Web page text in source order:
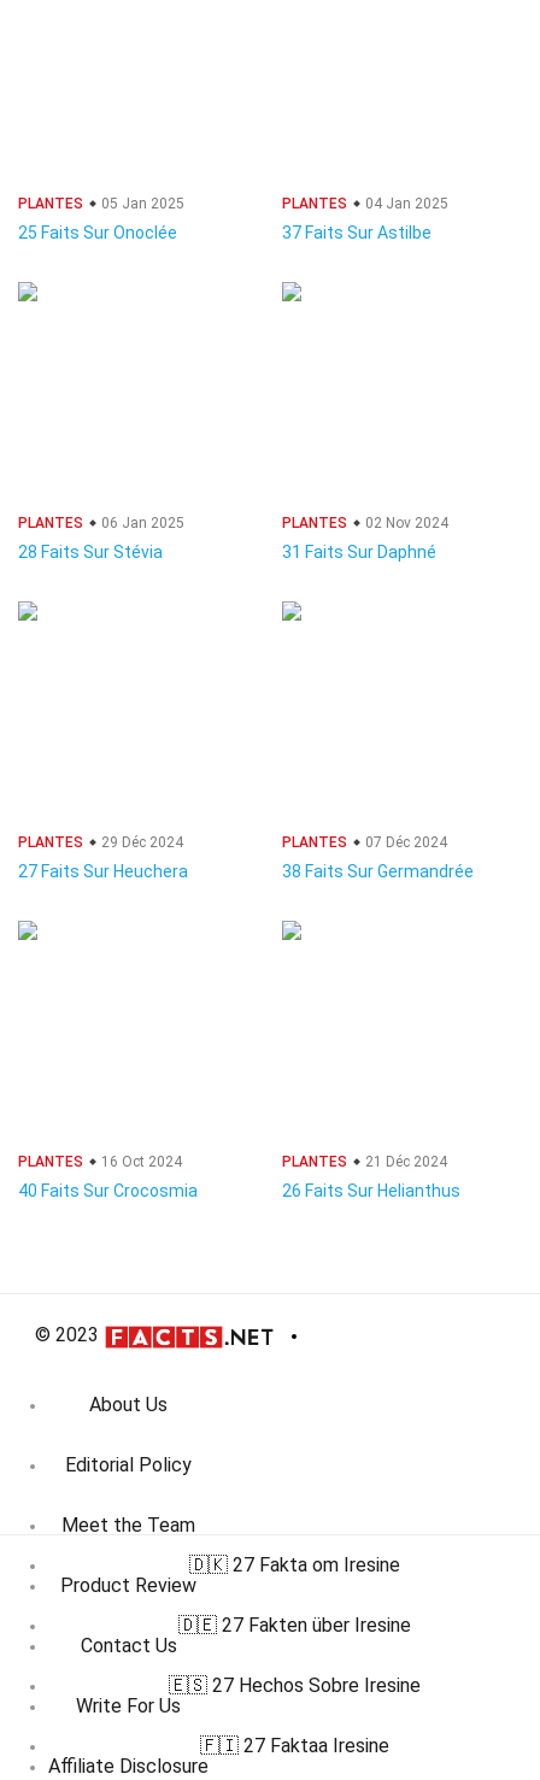
PLANTES 05 Jan 2025
25 Faits Sur Onoclée
PLANTES 04 Jan 2025
37 Faits Sur Astilbe
PLANTES 06 Jan 2025
28 Faits Sur Stévia
PLANTES 02 Nov 2024
31 Faits Sur Daphné
PLANTES 29 Déc 2024
27 Faits Sur Heuchera
PLANTES 07 Déc 2024
38 Faits Sur Germandrée
PLANTES 16 Oct 2024
40 Faits Sur Crocosmia
PLANTES 21 Déc 2024
26 Faits Sur Helianthus
© 2023
About Us
Editorial Policy
Meet the Team
Product Review
Contact Us
Write For Us
Affiliate Disclosure
🇩🇰 27 Fakta om Iresine
🇩🇪 27 Fakten über Iresine
🇪🇸 27 Hechos Sobre Iresine
🇫🇮 27 Faktaa Iresine